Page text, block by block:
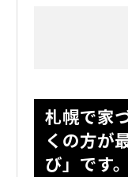
札幌で家
くの方が
び」です。